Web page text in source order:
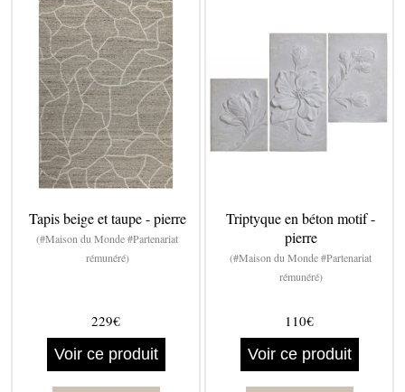
Tapis beige et taupe - pierre
(#Maison du Monde #Partenariat
rémunéré)
229€
Voir ce produit
Triptyque en béton motif -
pierre
(#Maison du Monde #Partenariat
rémunéré)
110€
Voir ce produit